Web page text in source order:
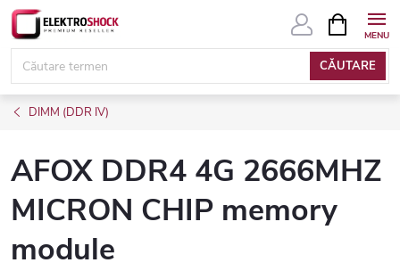
Treci
conținut
CĂUTARE
COŞ
DE
DIMM (DDR IV)
AFOX DDR4 4G 2666MHZ
MICRON CHIP memory
module